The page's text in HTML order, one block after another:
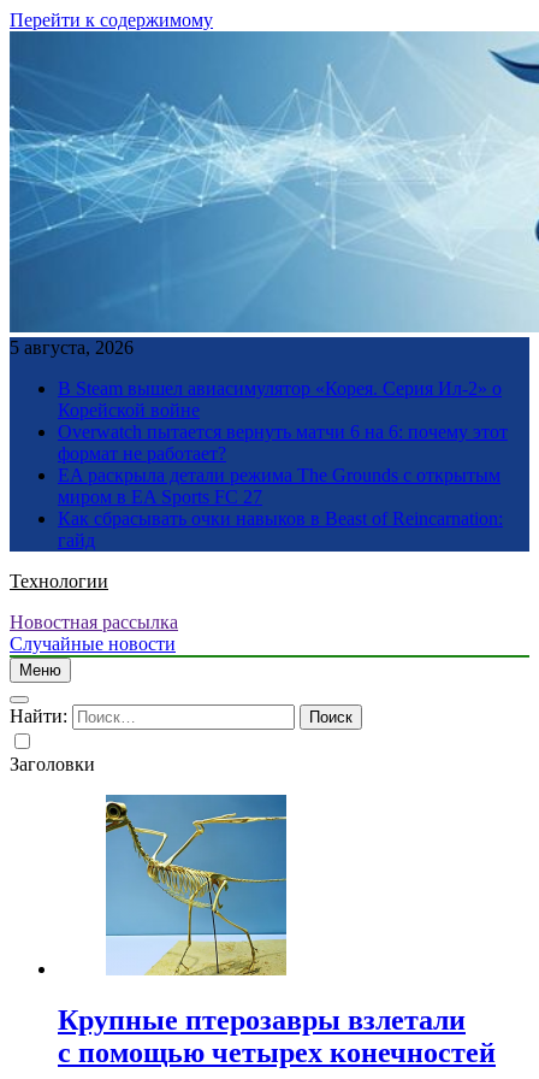
Перейти к содержимому
5 августа, 2026
В Steam вышел авиасимулятор «Корея. Серия Ил-2» о
Корейской войне
Overwatch пытается вернуть матчи 6 на 6: почему этот
формат не работает?
EA раскрыла детали режима The Grounds с открытым
миром в EA Sports FC 27
Как сбрасывать очки навыков в Beast of Reincarnation:
гайд
Технологии
Новостная рассылка
Случайные новости
Меню
Найти:
Заголовки
Крупные птерозавры взлетали
с помощью четырех конечностей